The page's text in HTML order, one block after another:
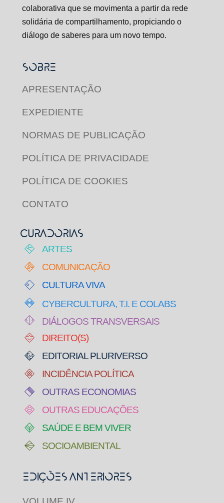
colaborativa que se movimenta a partir da rede
solidária de compartilhamento, propiciando o
diálogo de saberes para um novo tempo.
SOBRE
APRESENTAÇÃO
EXPEDIENTE
NORMAS DE PUBLICAÇÃO
POLÍTICA DE PRIVACIDADE
POLÍTICA DE COOKIES
CONTATO
CURADORIAS
ARTES
COMUNICAÇÃO
CULTURA VIVA
CYBERCULTURA, T.I. E COLABS
DIÁLOGOS TRANSVERSAIS
DIREITO(S)
EDITORIAL PLURIVERSO
INCIDÊNCIA POLÍTICA
OUTRAS ECONOMIAS
OUTRAS EDUCAÇÕES
SAÚDE E BEM VIVER
SOCIOAMBIENTAL
Edições Anteriores